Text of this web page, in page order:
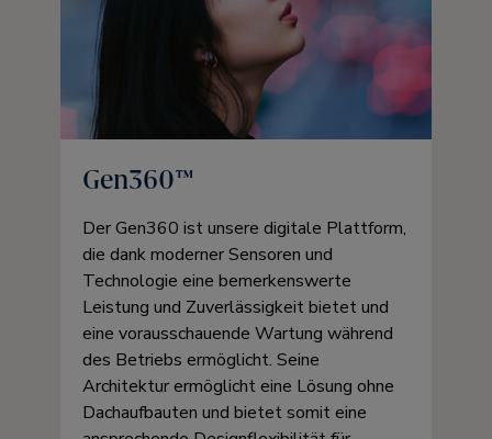
Gen360™
Der Gen360 ist unsere digitale Plattform,
die dank moderner Sensoren und
Technologie eine bemerkenswerte
Leistung und Zuverlässigkeit bietet und
eine vorausschauende Wartung während
des Betriebs ermöglicht. Seine
Architektur ermöglicht eine Lösung ohne
Dachaufbauten und bietet somit eine